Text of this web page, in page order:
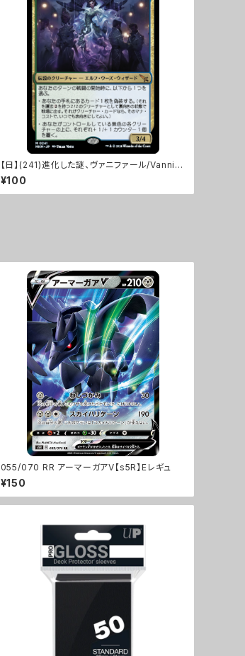
【日】(241)進化した謎、ヴァニファール/Vannifa
r, Evolved Enigma [MKM]
¥100
055/070 RR アーマーガアV【s5R】Eレギュ
¥150